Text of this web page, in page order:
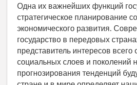
Одна их важнейших функций
стратегическое планирование
экономического развития.
государство в передовых
представитель интересов всего
социальных слоев и поколений
прогнозирования тенденций